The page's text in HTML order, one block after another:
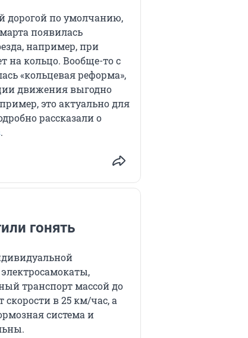
дорогой по умолчанию,
появилась
например, при
на кольцо. Вообще-то с
«кольцевая реформа»,
движения выгодно
это актуально для
рассказали о
.
гонять
транспорт массой до
в 25 км/час, а
система и